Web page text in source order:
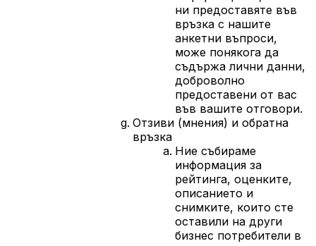
ни предоставяте във
връзка с нашите
анкетни въпроси,
може понякога да
съдържа лични данни,
доброволно
предоставени от вас
във вашите отговори.
Отзиви (мнения) и обратна
връзка
Ние събираме
информация за
рейтинга, оценките,
описанието и
снимките, които сте
оставили на други
бизнес потребители в